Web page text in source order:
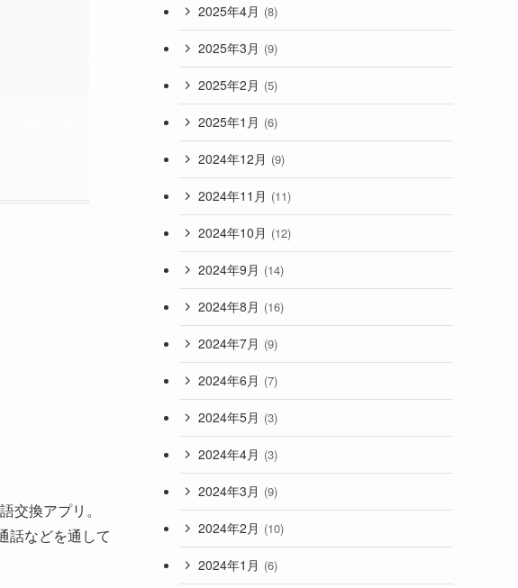
交換アプリ。
話などを通して
2025年4月 (8)
2025年3月 (9)
2025年2月 (5)
2025年1月 (6)
2024年12月 (9)
2024年11月 (11)
2024年10月 (12)
2024年9月 (14)
2024年8月 (16)
2024年7月 (9)
2024年6月 (7)
2024年5月 (3)
2024年4月 (3)
2024年3月 (9)
2024年2月 (10)
2024年1月 (6)